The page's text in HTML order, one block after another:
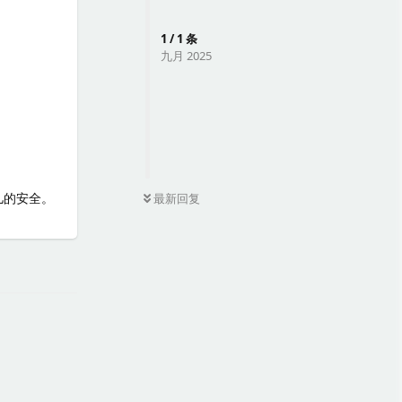
1 /1 条
九月 2025
最新回复
安全。